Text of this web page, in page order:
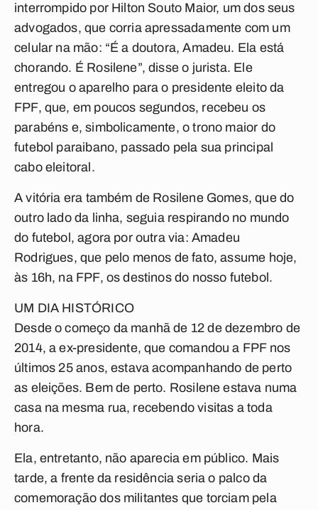
interrompido por Hilton Souto Maior, um dos seus
advogados, que corria apressadamente com um
celular na mão: “É a doutora, Amadeu. Ela está
chorando. É Rosilene”, disse o jurista. Ele
entregou o aparelho para o presidente eleito da
FPF, que, em poucos segundos, recebeu os
parabéns e, simbolicamente, o trono maior do
futebol paraibano, passado pela sua principal
cabo eleitoral.
A vitória era também de Rosilene Gomes, que do
outro lado da linha, seguia respirando no mundo
do futebol, agora por outra via: Amadeu
Rodrigues, que pelo menos de fato, assume hoje,
às 16h, na FPF, os destinos do nosso futebol.
UM DIA HISTÓRICO
Desde o começo da manhã de 12 de dezembro de
2014, a ex-presidente, que comandou a FPF nos
últimos 25 anos, estava acompanhando de perto
as eleições. Bem de perto. Rosilene estava numa
casa na mesma rua, recebendo visitas a toda
hora.
Ela, entretanto, não aparecia em público. Mais
tarde, a frente da residência seria o palco da
comemoração dos militantes que torciam pela